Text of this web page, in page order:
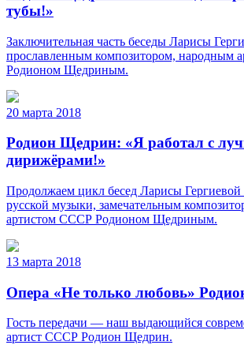
тубы!»
Заключительная часть беседы Ларисы
прославленным композитором, народным
Родионом Щедриным.
20 марта 2018
Родион Щедрин: «Я работал с
дирижёрами!»
Продолжаем цикл бесед Ларисы Гергиевой
русской музыки, замечательным
артистом СССР Родионом Щедриным.
13 марта 2018
Опера «Не только любовь»
Гость передачи — наш выдающийся
артист СССР Родион Щедрин.